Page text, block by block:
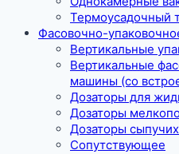
Термоусадочный
Фасовочно-
Вертикальные
Вертикальные
машины (со
Дозаторы для
Дозаторы
Дозаторы
Сопутствующее